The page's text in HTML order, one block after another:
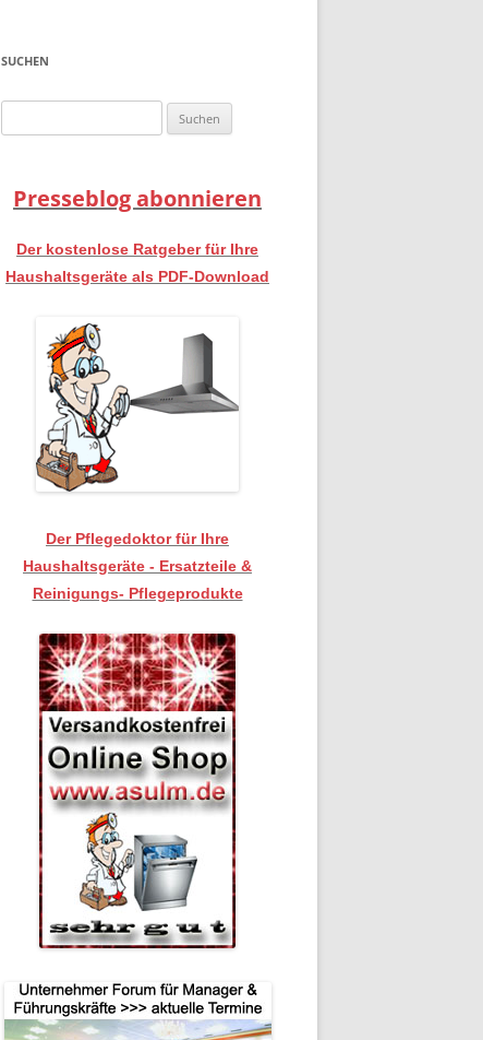
SUCHEN
nach:
Presseblog abonnieren
Der kostenlose Ratgeber für Ihre
Haushaltsgeräte als PDF-Download
Der Pflegedoktor für Ihre
Haushaltsgeräte - Ersatzteile &
Reinigungs- Pflegeprodukte